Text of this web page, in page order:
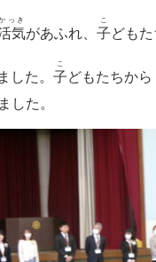
気
っき
があふれ、 子
こ
ども
した。 子
こ
どもたちか
した。